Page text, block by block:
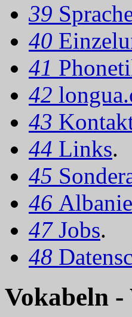
39
40
41
42
43
44 Links.
45
46
47 Jobs.
48
Vokabeln -